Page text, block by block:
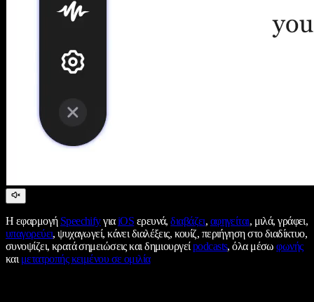
Η εφαρμογή SpeechifyγιαiOS ερευνά,διαβάζει, αφηγείται, μιλά, γράφει,
υπαγορεύει, ψυχαγωγεί, κάνει διαλέξεις, κουίζ, περιήγηση στο διαδίκτυο,
συνοψίζει, κρατά σημειώσεις και δημιουργείpodcasts, όλα μέσωφωνής
καιμετατροπής κειμένου σε ομιλία